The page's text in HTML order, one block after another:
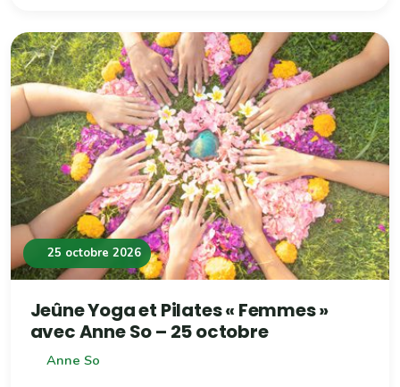
25 octobre 2026
Jeûne Yoga et Pilates « Femmes »
avec Anne So – 25 octobre
Anne So